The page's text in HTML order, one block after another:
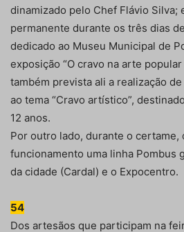
dinamizado pelo Chef Flávio Silva;
permanente durante os três dias
dedicado ao Museu Municipal de
exposição “O cravo na arte
também prevista ali a realização
ao tema “Cravo artístico”,
12 anos.
Por outro lado, durante o certame,
funcionamento uma linha Pombus
da cidade (Cardal) e o Expocentro.
54
Dos artesãos que participam na